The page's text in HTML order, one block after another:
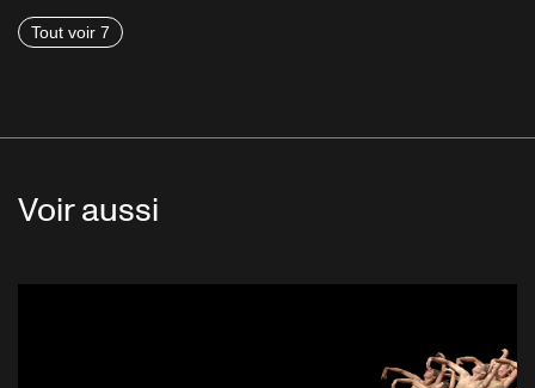
Tout voir 7
Voir aussi